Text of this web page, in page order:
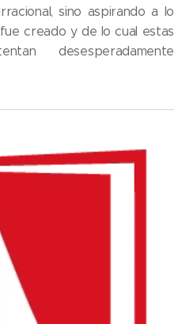
sino aspirando a lo
creado y de lo cual estas
desesperadamente